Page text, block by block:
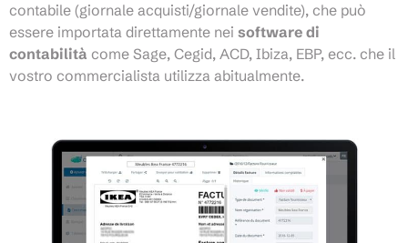
contabile (giornale acquisti/giornale vendite), che può
essere importata direttamente nei software di
contabilità come Sage, Cegid, ACD, Ibiza, EBP, ecc. che il
vostro commercialista utilizza abitualmente.